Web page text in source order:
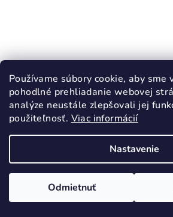
Používame súbory cookie, aby sme
pohodlné prehliadanie webovej
analýze neustále zlepšovali jej
použiteľnosť. Viac informácií
Nastavenie
Odmietnuť
TOPGAL Školský set DIDI
110,80 €
113,80 € (–2 %)
Skladom